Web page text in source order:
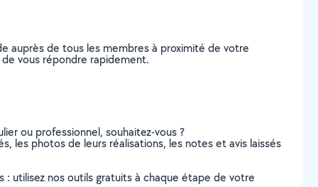
auprès de tous les membres à proximité de votre
vous répondre rapidement.
ou professionnel, souhaitez-vous ?
les photos de leurs réalisations, les notes et avis laissés
: utilisez nos outils gratuits à chaque étape de votre